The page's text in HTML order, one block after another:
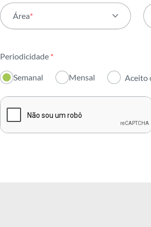
Área*
Institucional
Sustentabilidade
Periodicidade *
Semanal Mensal Aceito